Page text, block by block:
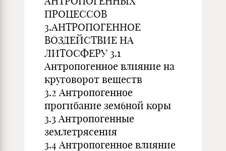
ПРОЦЕССОВ
3.АНТРОПОГЕННОЕ
ВОЗДЕЙСТВИЕ НА
ЛИТОСФЕРУ 3.1
Антропогенное влияние на
круговорот веществ
3.2 Антропогенное
прогибание зем6ной коры
3.3 Антропогенные
землетрясения
3.4 Антропогенное влияние